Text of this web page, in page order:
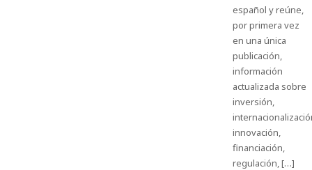
español y reúne,
por primera vez
en una única
publicación,
información
actualizada sobre
inversión,
innovación,
financiación,
regulación, […]